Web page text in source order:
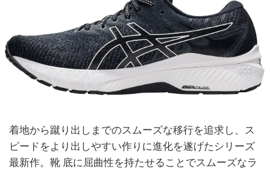
着地から蹴り出しまでのスムーズな移行を追求し、ス
ピードをより出しやすい作りに進化を遂げたシリーズ
最新作。靴 底に屈曲性を持たせることでスムーズなラ